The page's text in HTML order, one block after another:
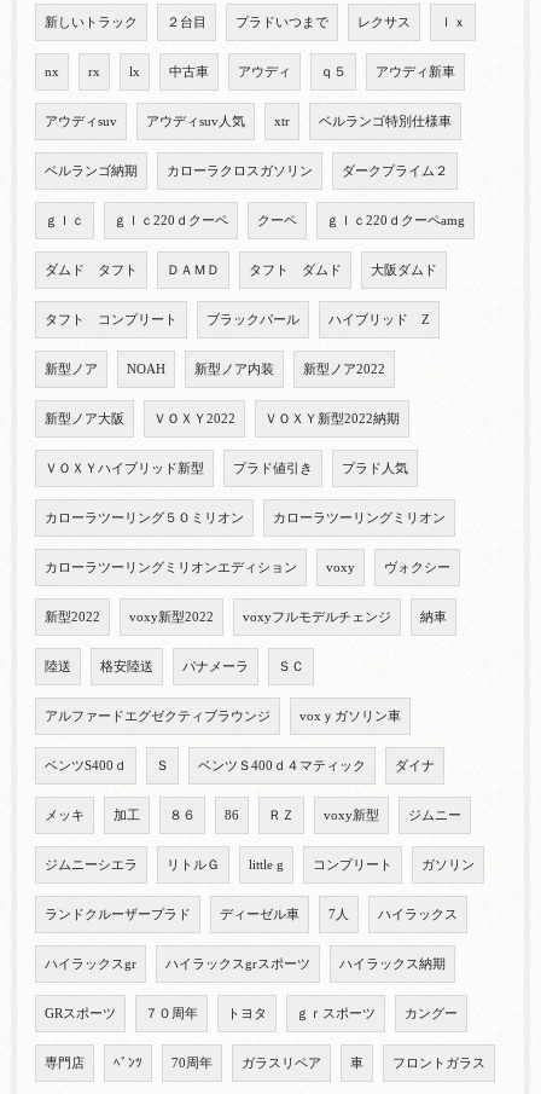
新しいトラック ２台目 プラドいつまで レクサス ｌｘ
nx rx lx 中古車 アウディ ｑ５ アウディ新車
アウディsuv アウディsuv人気 xtr ベルランゴ特別仕様車
ベルランゴ納期 カローラクロスガソリン ダークプライム２
ｇｌｃ ｇｌｃ220ｄクーペ クーペ ｇｌｃ220ｄクーペamg
ダムド タフト ＤＡＭＤ タフト ダムド 大阪ダムド
タフト コンプリート ブラックパール ハイブリッド Z
新型ノア NOAH 新型ノア内装 新型ノア2022
新型ノア大阪 ＶＯＸＹ2022 ＶＯＸＹ新型2022納期
ＶＯＸＹハイブリッド新型 プラド値引き プラド人気
カローラツーリング５０ミリオン カローラツーリングミリオン
カローラツーリングミリオンエディション voxy ヴォクシー
新型2022 voxy新型2022 voxyフルモデルチェンジ 納車
陸送 格安陸送 パナメーラ ＳＣ
アルファードエグゼクティブラウンジ voxｙガソリン車
ベンツS400ｄ Ｓ ベンツＳ400ｄ４マティック ダイナ
メッキ 加工 ８６ 86 ＲＺ voxy新型 ジムニー
ジムニーシエラ リトルＧ little g コンプリート ガソリン
ランドクルーザープラド ディーゼル車 7人 ハイラックス
ハイラックスgr ハイラックスgrスポーツ ハイラックス納期
GRスポーツ ７０周年 トヨタ ｇｒスポーツ カングー
専門店 ﾍﾞﾝﾂ 70周年 ガラスリペア 車 フロントガラス